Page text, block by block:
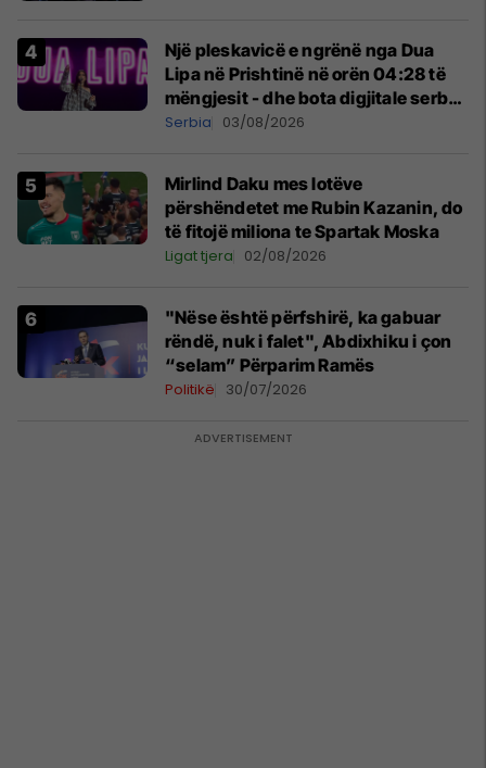
Një pleskavicë e ngrënë nga Dua
Lipa në Prishtinë në orën 04:28 të
mëngjesit - dhe bota digjitale serbe
shpall gjendjen e luftës
Serbia 03/08/2026
Mirlind Daku mes lotëve
përshëndetet me Rubin Kazanin, do
të fitojë miliona te Spartak Moska
Ligat tjera 02/08/2026
"Nëse është përfshirë, ka gabuar
rëndë, nuk i falet", Abdixhiku i çon
“selam” Përparim Ramës
Politikë 30/07/2026